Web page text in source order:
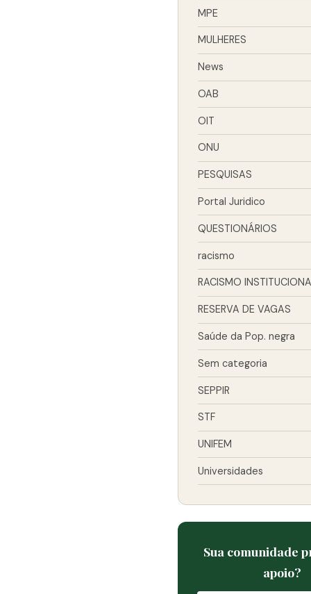
MPE
MULHERES
News
OAB
OIT
ONU
PESQUISAS
Portal Juridico
QUESTIONÁRIOS
racismo
RACISMO
RESERVA DE VAGAS
Saúde da Pop. negra
Sem categoria
SEPPIR
STF
UNIFEM
Universidades
Sua comunidade
apoio?